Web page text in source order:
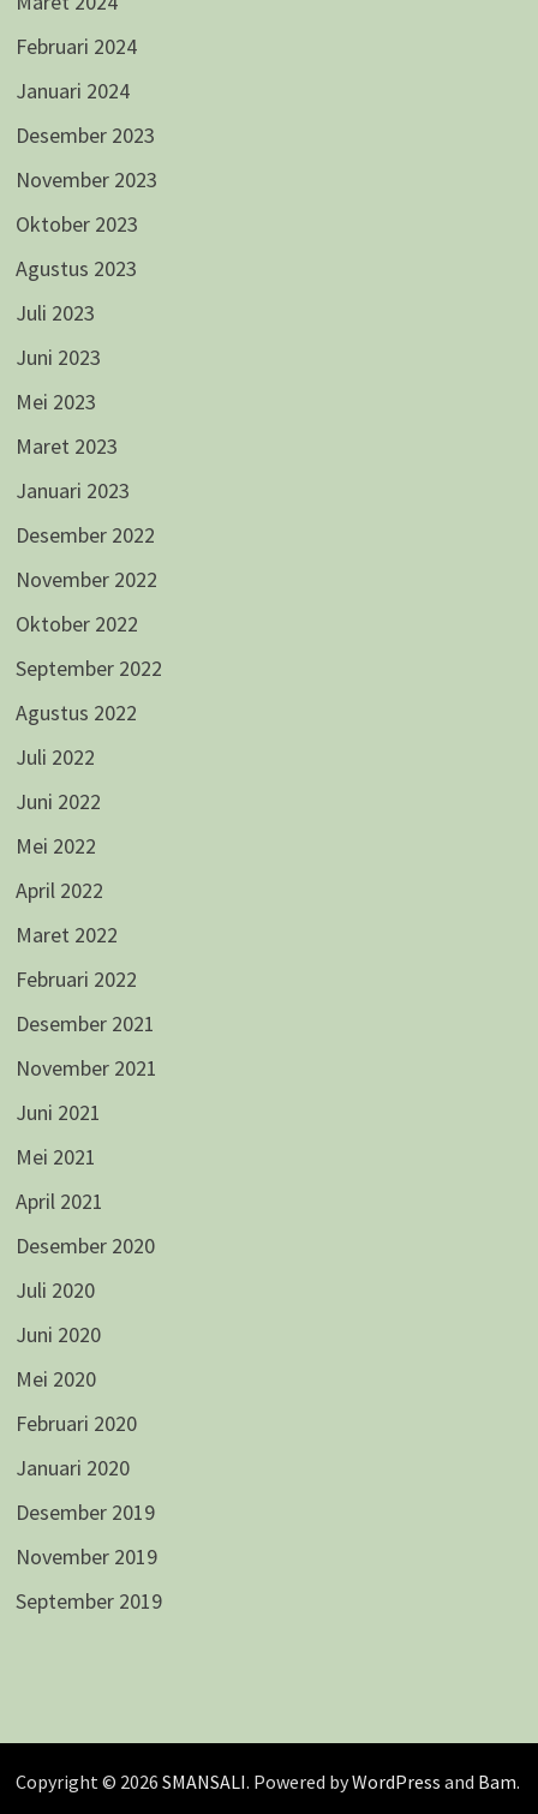
Februari 2024
Januari 2024
Desember 2023
November 2023
Oktober 2023
Agustus 2023
Juli 2023
Juni 2023
Mei 2023
Maret 2023
Januari 2023
Desember 2022
November 2022
Oktober 2022
September 2022
Agustus 2022
Juli 2022
Juni 2022
Mei 2022
April 2022
Maret 2022
Februari 2022
Desember 2021
November 2021
Juni 2021
Mei 2021
April 2021
Desember 2020
Juli 2020
Juni 2020
Mei 2020
Februari 2020
Januari 2020
Desember 2019
November 2019
September 2019
Copyright © 2026 SMANSALI. Powered byWordPress and Bam.